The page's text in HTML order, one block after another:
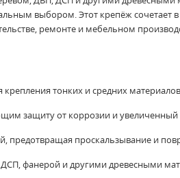
выбором. Этот крепёж сочетает в
ремонте и мебельном
тонких и средних
защиту от коррозии и
предотвращая проскальзывание и
фанерой и другими древесными